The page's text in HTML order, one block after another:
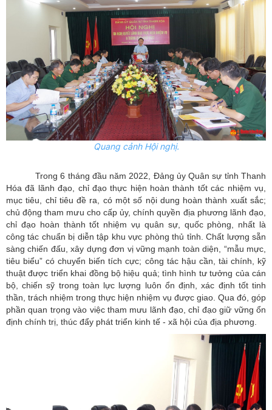
Quang cảnh Hội nghị.
Trong 6 tháng đầu năm 2022, Đảng ủy Quân sự tỉnh Thanh
Hóa đã lãnh đạo, chỉ đạo thực hiện hoàn thành tốt các nhiệm vụ,
mục tiêu, chỉ tiêu đề ra, có một số nội dung hoàn thành xuất sắc;
chủ động tham mưu cho cấp ủy, chính quyền địa phương lãnh đạo,
chỉ đạo hoàn thành tốt nhiệm vụ quân sự, quốc phòng, nhất là
công tác chuẩn bị diễn tập khu vực phòng thủ tỉnh. Chất lượng sẵn
sàng chiến đấu, xây dựng đơn vị vững mạnh toàn diện, “mẫu mực,
tiêu biểu” có chuyển biến tích cực; công tác hậu cần, tài chính, kỹ
thuật được triển khai đồng bộ hiệu quả; tình hình tư tưởng của cán
bộ, chiến sỹ trong toàn lực lượng luôn ổn định, xác định tốt tinh
thần, trách nhiệm trong thực hiện nhiệm vụ được giao. Qua đó, góp
phần quan trọng vào việc tham mưu lãnh đạo, chỉ đạo giữ vững ổn
định chính trị, thúc đẩy phát triển kinh tế - xã hội của địa phương.